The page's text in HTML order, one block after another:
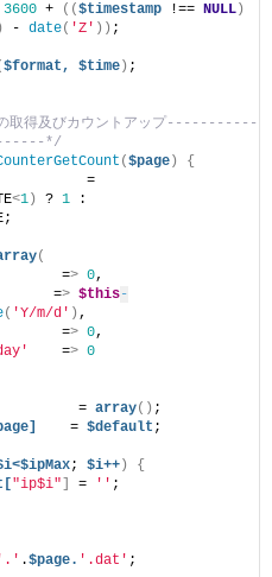
3600 + (($timestamp !== NULL )
- date( 'Z' )) ;
$format, $time ) ;
取得及びカウントアップ-----------
*/
($page )
{
<1 ) ? 1 :
(
=
> 0,
=
> $this-
( 'Y/m/d' ) ,
=
> 0,
    =
> 0
=
array() ;
    =
$default ;
; $i++ )
{
"ip$i" = '' ;
'.' .$page. '.dat' ;